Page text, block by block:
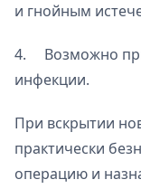
и гнойным
4. Возможно
инфекции.
При вскрытии
практически
операцию и